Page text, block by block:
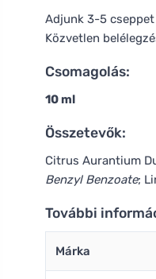
Adjunk 3-5
Közvetlen
Csomagolás:
10 ml
Összetevők:
Citrus Aurantium
Benzyl Benzoate;
További
Márka